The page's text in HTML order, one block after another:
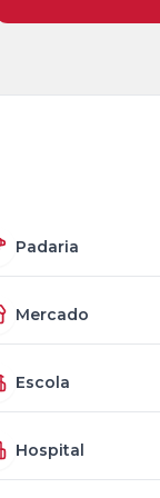
Padaria
Mercado
Escola
Hospital